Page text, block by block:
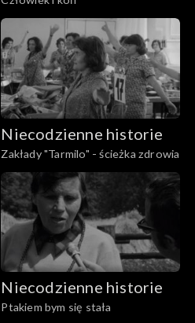
Niecodzienne historie
Zakłady "Tarmilo" - ścieżka zdrowia
Niecodzienne historie
Ptakiem bym się stała